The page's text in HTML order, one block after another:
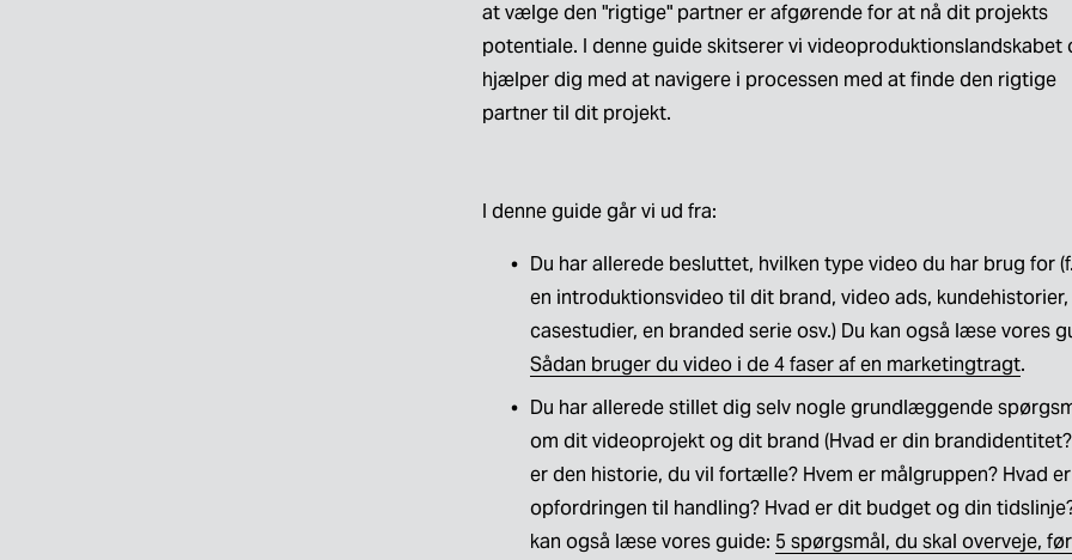
at vælge den "rigtige" partner er afgørende for at nå dit projekts
potentiale. I denne guide skitserer vi videoproduktionslandskabet
hjælper dig med at navigere i processen med at finde den rigtige
partner til dit projekt.
I denne guide går vi ud fra:
Du har allerede besluttet, hvilken type video du har brug for
en introduktionsvideo til dit brand, video ads, kundehistorier,
Sådan bruger du video i de 4 faser af en marketingtragt.
Du har allerede stillet dig selv nogle grundlæggende
om dit videoprojekt og dit brand (Hvad er din
er den historie, du vil fortælle? Hvem er målgruppen? Hvad er
opfordringen til handling? Hvad er dit budget og din
kan også læse vores guide: 5 spørgsmål, du skal overveje,